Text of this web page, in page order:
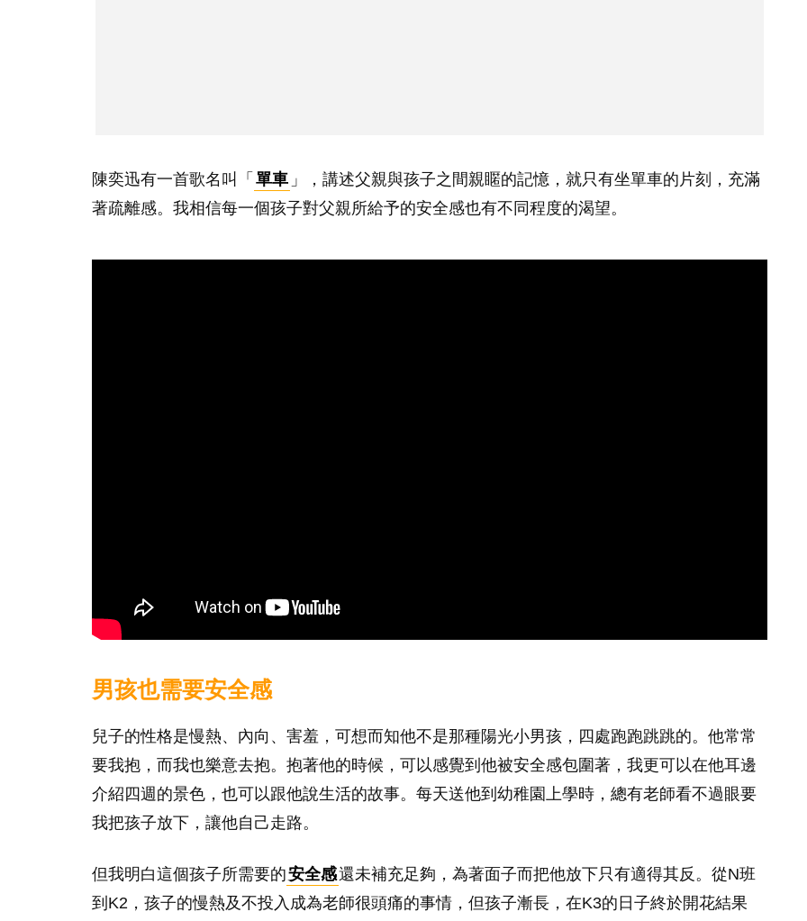
陳奕迅有一首歌名叫「 單車 」，講述父親與孩子之間親䁥的記憶，就只有坐單車的片刻，充滿
著疏離感。我相信每一個孩子對父親所給予的安全感也有不同程度的渴望。
男孩也需要安全感
兒子的性格是慢熱、內向、害羞，可想而知他不是那種陽光小男孩，四處跑跑跳跳的。他常常
要我抱，而我也樂意去抱。抱著他的時候，可以感覺到他被安全感包圍著，我更可以在他耳邊
介紹四週的景色，也可以跟他說生活的故事。每天送他到幼稚園上學時，總有老師看不過眼要
我把孩子放下，讓他自己走路。
但我明白這個孩子所需要的安全感還未補充足夠，為著面子而把他放下只有適得其反。從N班
到K2，孩子的慢熱及不投入成為老師很頭痛的事情，但孩子漸長，在K3的日子終於開花結果